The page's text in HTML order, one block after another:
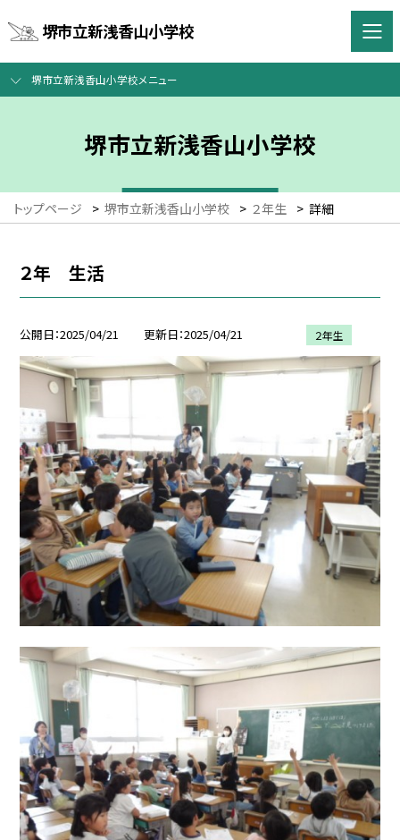
堺市立新浅香山小学校
堺市立新浅香山小学校メニュー
堺市立新浅香山小学校
トップページ > 堺市立新浅香山小学校 > ２年生 > 詳細
２年 生活
公開日 2025/04/21 更新日 2025/04/21 ２年生